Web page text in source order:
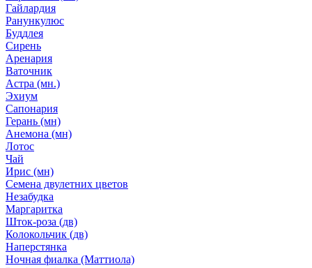
Гайлардия
Ранункулюс
Буддлея
Сирень
Аренария
Ваточник
Астра (мн.)
Эхиум
Сапонария
Герань (мн)
Анемона (мн)
Лотос
Чай
Ирис (мн)
Семена двулетних цветов
Незабудка
Маргаритка
Шток-роза (дв)
Колокольчик (дв)
Наперстянка
Ночная фиалка (Маттиола)